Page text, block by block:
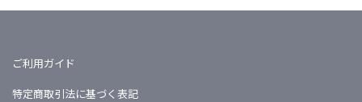
ご利用ガイド
特定商取引法に基づく表記